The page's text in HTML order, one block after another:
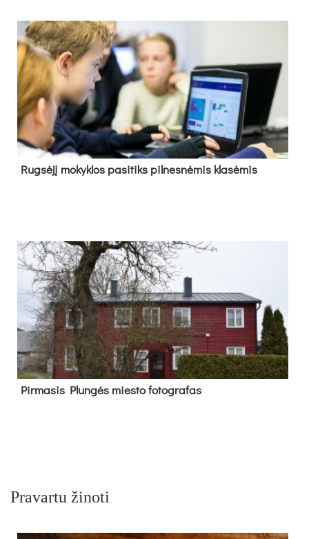
Rug­sė­jį mo­kyk­los pa­si­tiks pil­nes­nė­mis kla­sė­mis
Pir­ma­sis Plun­gės mies­to fo­tog­ra­fas
Pravartu žinoti